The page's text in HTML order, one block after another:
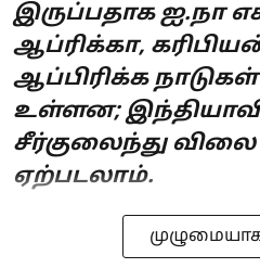
இருப்பதாக ஐ.நா
ஆப்ரிக்கா,
ஆப்பிரிக்க
உள்ளன;
சீர்குலைந்து விலை
ஏற்படலாம்.